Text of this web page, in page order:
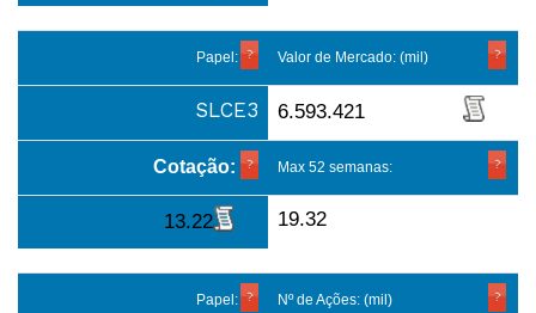
Papel: Valor de Mercado: (mil)
SLCE3 6.593.421
Cotação: Max 52 semanas:
13.22 19.32
Papel: Nº de Ações: (mil)